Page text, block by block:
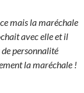
mais la maréchale
avec elle et il
personnalité
la maréchale !